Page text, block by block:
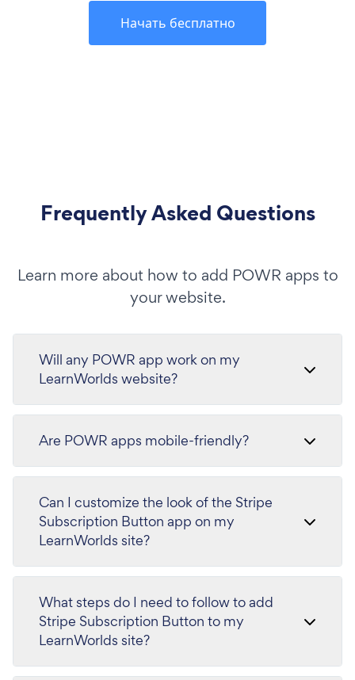
Начать бесплатно
Frequently Asked Questions
Learn more about how to add POWR apps to
your website.
Will any POWR app work on my
LearnWorlds website?
Are POWR apps mobile-friendly?
Can I customize the look of the Stripe
Subscription Button app on my
LearnWorlds site?
What steps do I need to follow to add
Stripe Subscription Button to my
LearnWorlds site?